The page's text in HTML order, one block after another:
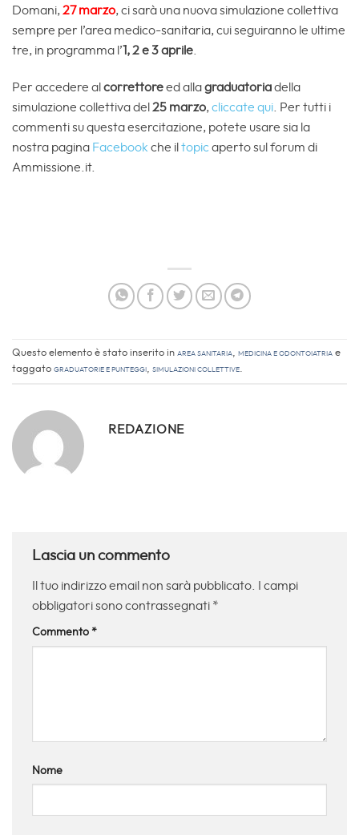
Domani, 27 marzo, ci sarà una nuova simulazione collettiva
sempre per l’area medico-sanitaria, cui seguiranno le ultime
tre, in programma l’1, 2 e 3 aprile
Per accedere alcorrettoreed allagraduatoriadella
simulazione collettiva del25 marzo, cliccate qui . Per tutti i
commenti su questa esercitazione, potete usare sia la
nostra pagina Facebook che iltopicaperto sul forum di
Ammissione.it.
Questo elemento è stato inserito in Area sanitaria Medicina e Odontoiatria e
taggato Graduatorie e Punteggi simulazioni collettive
REDAZIONE
Lascia un commento
Il tuo indirizzo email non sarà pubblicato.
I campi
obbligatori sono contrassegnati *
Commento *
Nome